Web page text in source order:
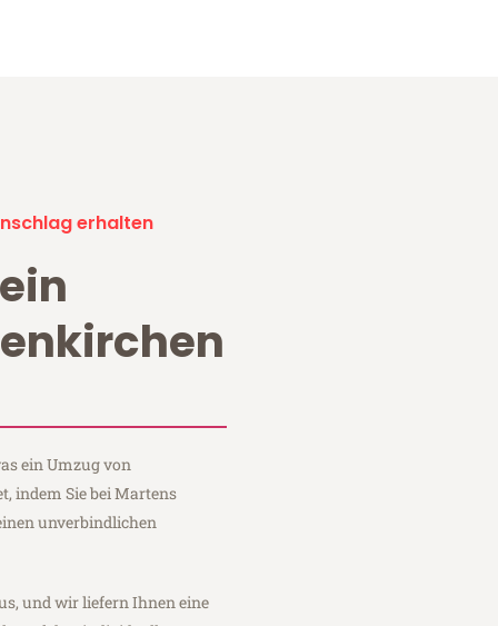
erhalten
ein Umzug von
indem Sie bei Martens
unverbindlichen
und wir liefern Ihnen eine